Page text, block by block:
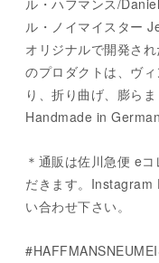
ル・ハフマンス/
ル・ノイマイスター
オリジナルで開発さ
のプロダクトは、ヴ
り、折り曲げ、膨ら
Handmade in
＊通販は佐川急便 e
だきます。
い合わせ下さい。